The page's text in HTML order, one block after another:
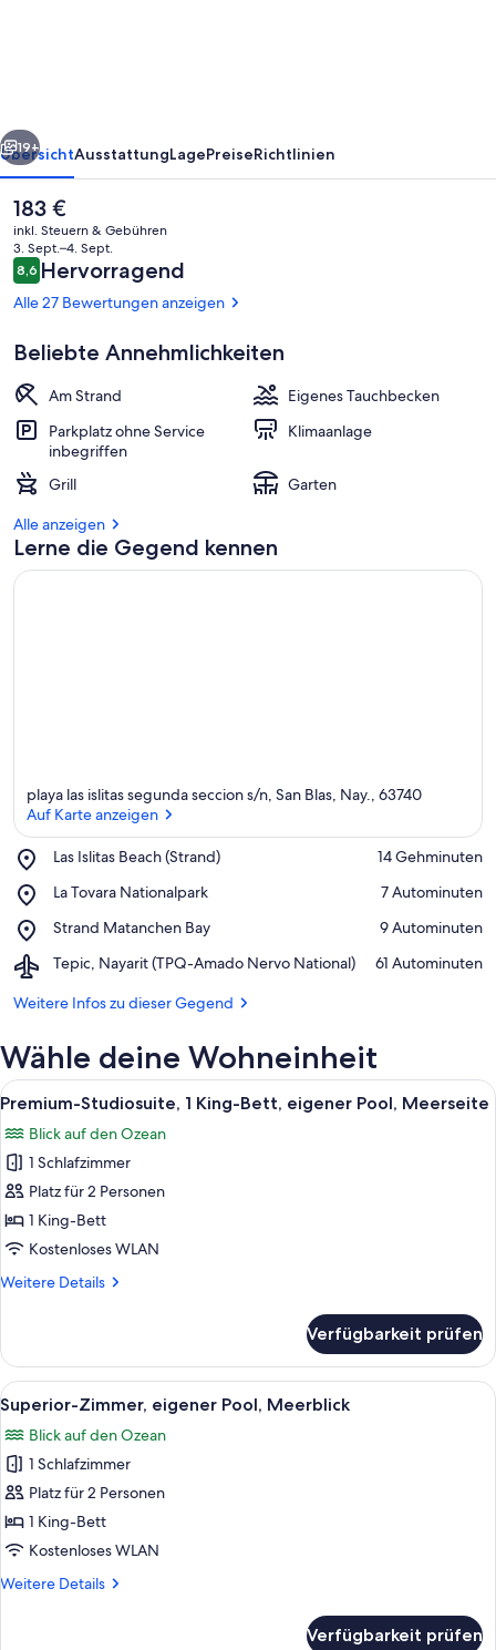
Zimmer
Weiter
19+
ÜbersichtAusstattungLagePreiseRichtlinien
Der
aktuelle
Preis
beträgt
183 €.
183 €
inkl. Steuern & Gebühren
3. Sept.–4. Sept.
Bewertungen
8,68,6 von 10.
Hervorragend
Alle 27 Bewertungen anzeigen
Beliebte Annehmlichkeiten
Am Strand
Eigenes Tauchbecken
Parkplatz ohne Service
inbegriffen
Klimaanlage
Grill
Garten
Alle anzeigen
Lerne die Gegend kennen
playa las islitas segunda seccion s/n, San Blas, Nay., 63740
Auf Karte anzeigen
Las Islitas Beach (Strand)
Place,
Islitas
(Strand)
‪14 Gehminuten‬
La Tovara Nationalpark
Place,
Tovara
‪7 Autominuten‬
Strand Matanchen Bay
Place,
Matanchen
‪9 Autominuten‬
Tepic, Nayarit (TPQ-Amado Nervo National)
Airport,
Nayarit
Amado
Nervo
National)
‪61 Autominuten‬
Weitere Infos zu dieser Gegend
Wähle deine Wohneinheit
Alle
Fotos
für
Premium-
Studiosuite,
1 King-
Bett,
Pool,
Ein Schlafzimmer mit einem großen
3
Premium-Studiosuite, 1 King-Bett, eigener Pool, Meerseite
Blick auf den Ozean
1 Schlafzimmer
Platz für 2 Personen
1 King-Bett
Kostenloses WLAN
Weitere Details
Weitere
Studiosuite,
1 King-
Bett,
eigener
Pool,
Meerseite
Verfügbarkeit prüfen
Alle
Fotos
für
Superior-
Zimmer,
eigener
Pool,
anzeigen
Ein Schlafzimmer mit einem großen
4
Superior-Zimmer, eigener Pool, Meerblick
Blick auf den Ozean
1 Schlafzimmer
Platz für 2 Personen
1 King-Bett
Kostenloses WLAN
Weitere Details
Weitere
Verfügbarkeit prüfen